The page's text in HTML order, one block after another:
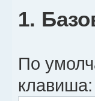
1.
По
клавиша: